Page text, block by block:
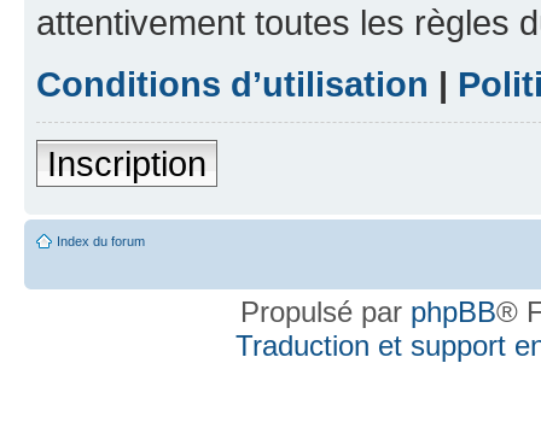
attentivement toutes les règles
Conditions d’utilisation |
Inscription
Index du forum
Propulsé par phpBB®
Traduction et support